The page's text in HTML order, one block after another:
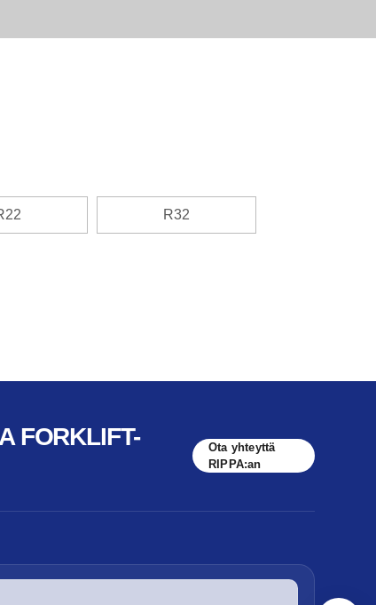
R32
FORKLIFT-
Ota yhteyttä
RIPPA:an